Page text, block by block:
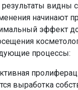
видны
начинают
эффект
процессы:
выработка